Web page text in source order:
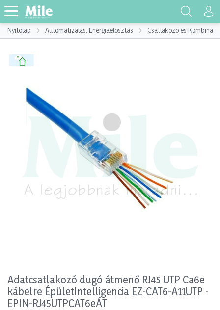
Nyitólap Automatizálás, Energiaelosztás Csatlakozó és
Adatcsatlakozó dugó átmenő RJ45 UTP Ca6e
kábelre ÉpületIntelligencia EZ-CAT6-A11UTP -
EPIN-RJ45UTPCAT6eÁT